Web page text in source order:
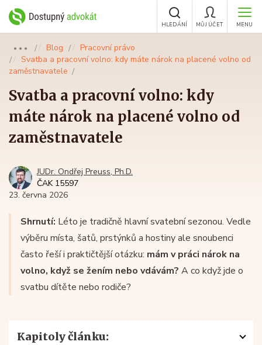
MENU
MŮJ ÚČET
HLEDÁNÍ
●●● Blog
Pracovní právo
Svatba a pracovní volno: kdy máte nárok na placené volno od
zaměstnavatele
Svatba a pracovní volno: kdy
máte nárok na placené volno od
zaměstnavatele
JUDr. Ondřej Preuss, Ph.D.
ČAK 15597
23. června 2026
Shrnutí: Léto je tradičně hlavní svatební sezonou. Vedle
výběru místa, šatů, prstýnků a hostiny ale snoubenci
často řeší i praktičtější otázku: mám v práci nárok na
volno, když se žením nebo vdávám? A co když jde o
svatbu dítěte nebo rodiče?
Kapitoly článku: